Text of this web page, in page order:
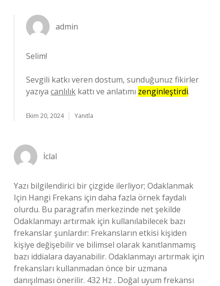
admin
Selim!
Sevgili katkı veren dostum, sunduğunuz fikirler
yazıya canlılık kattı ve anlatımı zenginleştirdi.
Ekim 20, 2024 Yanıtla
İclal
Yazı bilgilendirici bir çizgide ilerliyor; Odaklanmak
Için Hangi Frekans için daha fazla örnek faydalı
olurdu. Bu paragrafın merkezinde net şekilde
Odaklanmayı artırmak için kullanılabilecek bazı
frekanslar şunlardır: Frekansların etkisi kişiden
kişiye değişebilir ve bilimsel olarak kanıtlanmamış
bazı iddialara dayanabilir. Odaklanmayı artırmak için
frekansları kullanmadan önce bir uzmana
danışılması önerilir. 432 Hz . Doğal uyum frekansı